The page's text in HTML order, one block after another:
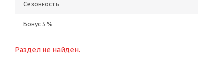
Сезонность
Бонус 5 %
Раздел не найден.